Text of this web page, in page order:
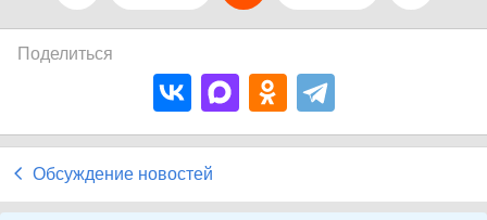
Поделиться
Обсуждение новостей